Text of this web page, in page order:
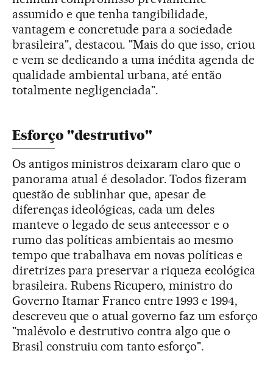
assumido e que tenha tangibilidade,
vantagem e concretude para a sociedade
brasileira", destacou. "Mais do que isso, criou
e vem se dedicando a uma inédita agenda de
qualidade ambiental urbana, até então
totalmente negligenciada".
Esforço "destrutivo"
Os antigos ministros deixaram claro que o
panorama atual é desolador. Todos fizeram
questão de sublinhar que, apesar de
diferenças ideológicas, cada um deles
manteve o legado de seus antecessor e o
rumo das políticas ambientais ao mesmo
tempo que trabalhava em novas políticas e
diretrizes para preservar a riqueza ecológica
brasileira. Rubens Ricupero, ministro do
Governo Itamar Franco entre 1993 e 1994,
descreveu que o atual governo faz um esforço
"malévolo e destrutivo contra algo que o
Brasil construiu com tanto esforço".